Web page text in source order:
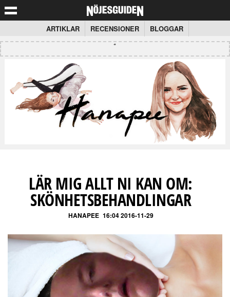
ARTIKLAR RECENSIONER BLOGGAR
LÄR MIG ALLT NI KAN OM:
SKÖNHETSBEHANDLINGAR
HANAPEE 16:04 2016-11-29